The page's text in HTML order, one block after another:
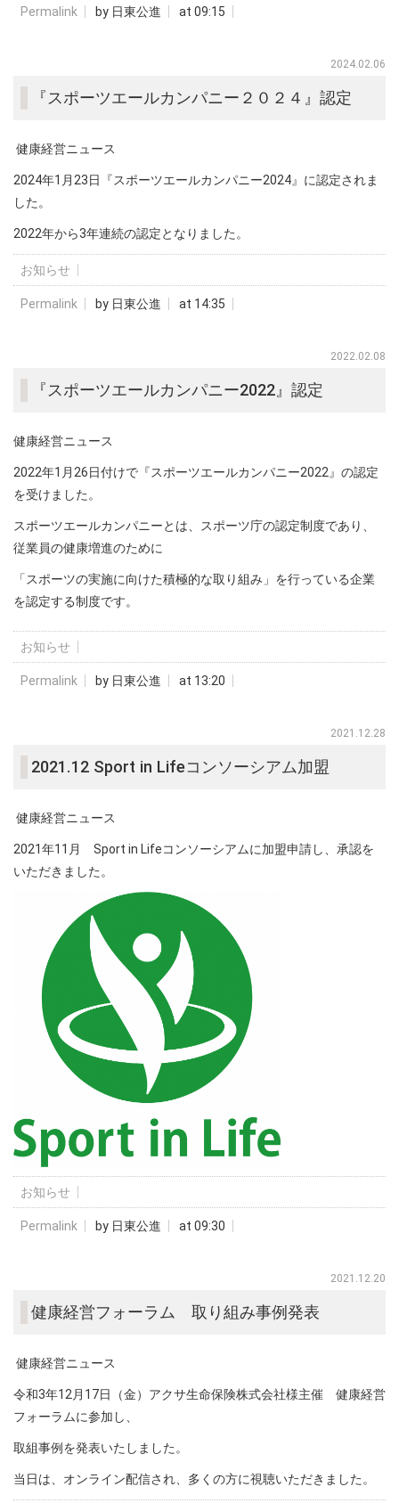
Permalink by 日東公進 at 09:15
2024.02.06
『スポーツエールカンパニー２０２４』認定
健康経営ニュース
2024年1月23日『スポーツエールカンパニー2024』に認定されま
した。
2022年から3年連続の認定となりました。
お知らせ
Permalink by 日東公進 at 14:35
2022.02.08
『スポーツエールカンパニー2022』認定
健康経営ニュース
2022年1月26日付けで『スポーツエールカンパニー2022』の認定
を受けました。
スポーツエールカンパニーとは、スポーツ庁の認定制度であり、
従業員の健康増進のために
「スポーツの実施に向けた積極的な取り組み」を行っている企業
を認定する制度です。
お知らせ
Permalink by 日東公進 at 13:20
2021.12.28
2021.12 Sport in Lifeコンソーシアム加盟
健康経営ニュース
2021年11月 Sport in Lifeコンソーシアムに加盟申請し、承認を
いただきました。
お知らせ
Permalink by 日東公進 at 09:30
2021.12.20
健康経営フォーラム 取り組み事例発表
健康経営ニュース
令和3年12月17日（金）アクサ生命保険株式会社様主催 健康経営
フォーラムに参加し、
取組事例を発表いたしました。
当日は、オンライン配信され、多くの方に視聴いただきました。